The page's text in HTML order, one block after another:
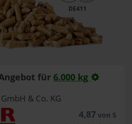
DE411
für 6.000 kg
& Co. KG
4,87von 5